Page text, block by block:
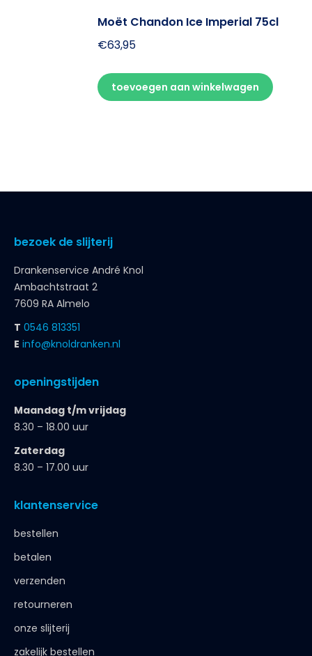
Moët Chandon Ice Imperial 75cl
€63,95
toevoegen aan winkelwagen
bezoek de slijterij
Drankenservice André Knol
Ambachtstraat 2
7609 RA Almelo
T 0546 813351
E info@knoldranken.nl
openingstijden
Maandag t/m vrijdag
8.30 – 18.00 uur
Zaterdag
8.30 – 17.00 uur
klantenservice
bestellen
betalen
verzenden
retourneren
onze slijterij
zakelijk bestellen